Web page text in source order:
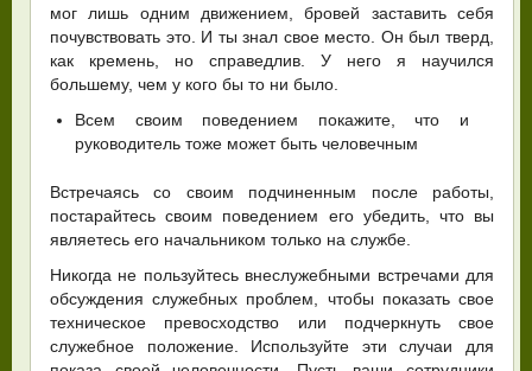
мог лишь одним движением, бровей заставить себя
почувствовать это. И ты знал свое место. Он был тверд,
как кремень, но справедлив. У него я научился
большему, чем у кого бы то ни было.
Всем своим поведением покажите, что и
руководитель тоже может быть человечным
Встречаясь со своим подчиненным после работы,
постарайтесь своим поведением его убедить, что вы
являетесь его начальником только на службе.
Никогда не пользуйтесь внеслужебными встречами для
обсуждения служебных проблем, чтобы показать свое
техническое превосходство или подчеркнуть свое
служебное положение. Используйте эти случаи для